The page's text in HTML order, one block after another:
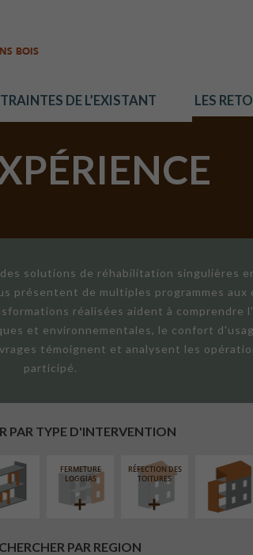
DE L’EXISTANT LES
solutions de réhabilitation singulières
présentent de multiples programmes
réalisées aident à comprendre
et environnementales, le confort
témoignent et analysent les
participé.
PAR TYPE D'INTERVENTION
FERMETURE
LOGGIAS
RÉFECTION DES
TOITURES
PAR REGION